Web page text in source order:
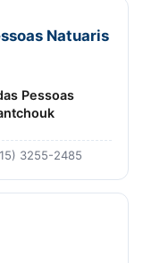
Natuaris
Pessoas
3255-2485